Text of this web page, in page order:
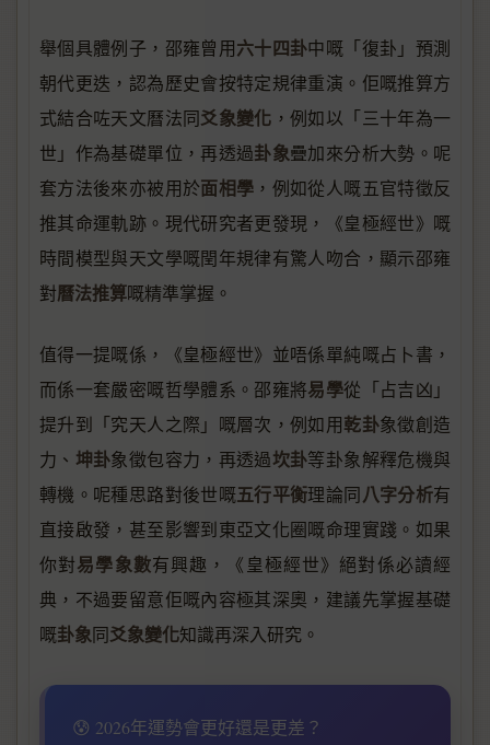
舉個具體例子，邵雍曾用六十四卦中嘅「復卦」預測
朝代更迭，認為歷史會按特定規律重演。佢嘅推算方
式結合咗天文曆法同爻象變化 ，例如以「三十年為一
世」作為基礎單位，再透過卦象疊加來分析大勢。呢
套方法後來亦被用於面相學 ，例如從人嘅五官特徵反
推其命運軌跡。現代研究者更發現，《皇極經世》嘅
時間模型與天文學嘅閏年規律有驚人吻合，顯示邵雍
對曆法推算嘅精準掌握。
值得一提嘅係，《皇極經世》並唔係單純嘅占卜書，
而係一套嚴密嘅哲學體系。邵雍將易學從「占吉凶」
提升到「究天人之際」嘅層次，例如用乾卦象徵創造
力、 坤卦象徵包容力，再透過坎卦等卦象解釋危機與
轉機。呢種思路對後世嘅五行平衡理論同八字分析有
直接啟發，甚至影響到東亞文化圈嘅命理實踐。如果
你對易學象數有興趣，《皇極經世》絕對係必讀經
典，不過要留意佢嘅內容極其深奧，建議先掌握基礎
嘅卦象同爻象變化知識再深入研究。
😰 2026年運勢會更好還是更差？